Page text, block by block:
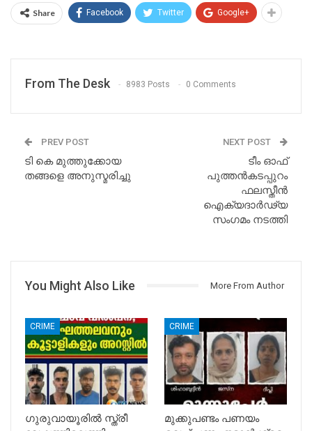
Share Facebook Twitter Google+
From The Desk 8983 Posts 0 Comments
PREV POST
ടി കെ മുത്തുക്കോയ
തങ്ങളെ അനുസ്മരിച്ചു
NEXT POST
ടീം ഓഫ്
പുത്തൻകടപ്പുറം
ഫലസ്തീന്‍
ഐക്യദാര്‍ഢ്യ
സംഗമം നടത്തി
You Might Also Like More From Author
CRIME
ഗുരുവായൂരിൽ സ്ത്രീ
CRIME
മുക്കുപണ്ടം പണയം